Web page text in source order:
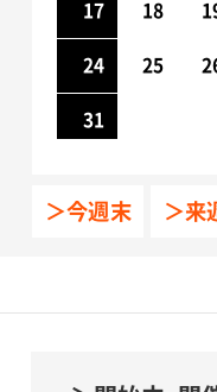
17 18
24 25
31
＞今週末 ＞来